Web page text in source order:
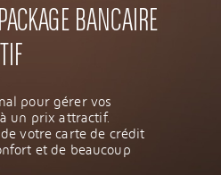
BANCAIRE
pour gérer vos
un prix attractif.
votre carte de crédit
et de beaucoup